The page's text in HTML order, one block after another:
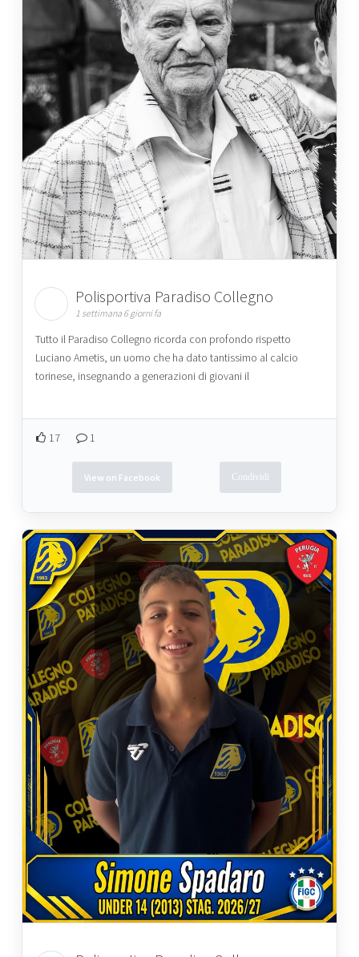
Polisportiva Paradiso Collegno
1 settimana 6 giorni fa
Tutto il Paradiso Collegno ricorda con profondo rispetto
Luciano Ametis, un uomo che ha dato tantissimo al calcio
torinese, insegnando a generazioni di giovani il
17 1
View on Facebook Condividi